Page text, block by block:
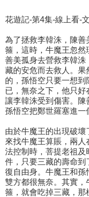
花遊記-第4集-線上看-
為了拯救李韓洙，陳善
箍，這時，牛魔王忽
善美孤身去營救李韓
藏的安危而去救人。
的，孫悟空只要一想
已，無奈之下，他只
讓李韓洙受到傷害。陳
孫悟空把鄭世羅塞進一
由於牛魔王的出現破壞
來找牛魔王算賬，兩
法控制時，菩提老祖及
件，只要三藏的壽命
復自由身。牛魔王和孫
雙方都很無奈。其實，
箍，就會吃掉三藏，那